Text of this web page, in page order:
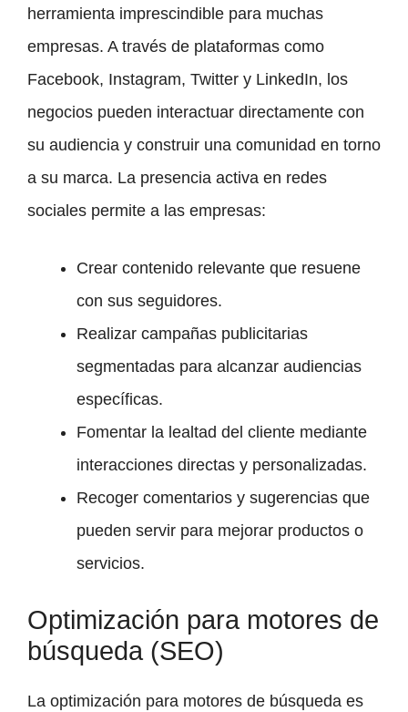
herramienta imprescindible para muchas
empresas. A través de plataformas como
Facebook, Instagram, Twitter y LinkedIn, los
negocios pueden interactuar directamente con
su audiencia y construir una comunidad en torno
a su marca. La presencia activa en redes
sociales permite a las empresas:
Crear contenido relevante que resuene
con sus seguidores.
Realizar campañas publicitarias
segmentadas para alcanzar audiencias
específicas.
Fomentar la lealtad del cliente mediante
interacciones directas y personalizadas.
Recoger comentarios y sugerencias que
pueden servir para mejorar productos o
servicios.
Optimización para motores de
búsqueda (SEO)
La optimización para motores de búsqueda es